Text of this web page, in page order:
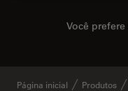
Você
Página inicial Produtos